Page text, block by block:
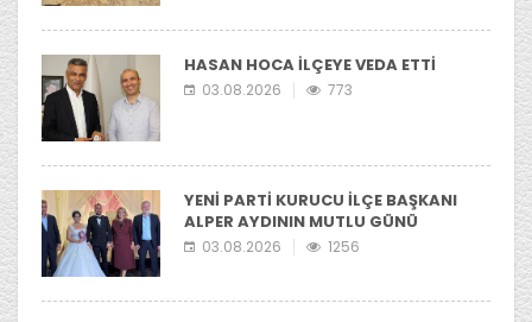
HASAN HOCA İLÇEYE VEDA ETTİ
03.08.2026 773
YENİ PARTİ KURUCU İLÇE BAŞKANI
ALPER AYDININ MUTLU GÜNÜ
03.08.2026 1256